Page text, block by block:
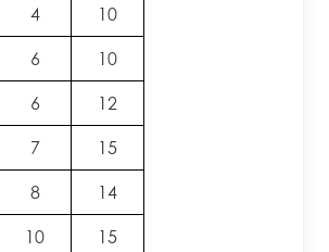
4 10
6 10
6 12
7 15
8 14
10 15